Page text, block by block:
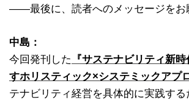
――最後に、読者へのメッセージをお
中島：
今回発刊した 『サステナビリティ新
すホリスティック×システミックアプ
テナビリティ経営を具体的に実践す